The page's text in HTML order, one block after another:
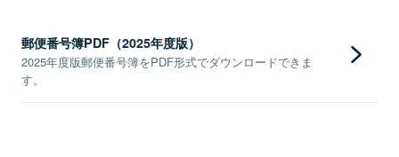
郵便番号簿PDF（2025年度版）
2025年度版郵便番号簿をPDF形式でダウンロードできま
す。